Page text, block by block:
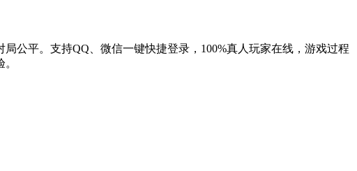
公平。支持QQ、微信一键快捷登录，100%真人玩家在线，游戏过程